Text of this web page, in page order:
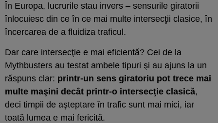
În Europa, lucrurile stau invers – sensurile giratorii
înlocuiesc din ce în ce mai multe intersecţii clasice, în
încercarea de a fluidiza traficul.
Dar care intersecţie e mai eficientă? Cei de la
Mythbusters au testat ambele tipuri şi au ajuns la un
răspuns clar: printr-un sens giratoriu pot trece mai
multe maşini decât printr-o intersecţie clasică,
deci timpii de aşteptare în trafic sunt mai mici, iar
toată lumea e mai fericită.